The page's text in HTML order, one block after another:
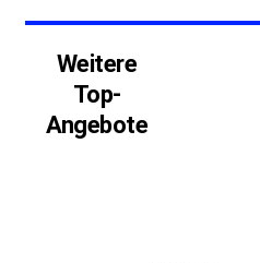
Weitere
Top-
Angebote